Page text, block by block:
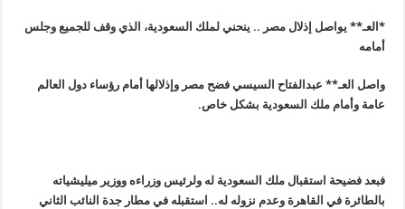
* العـ** يواصل إذلال مصر .. ينحني لملك السعودية، الذي وقف للجميع وجلس
أمامه
واصل العـ** عبدالفتاح السيسي فضح مصر وإذلالها أمام رؤساء دول العالم
عامة وأمام ملك السعودية بشكل خاص.
فبعد فضيحة استقبال ملك السعودية له ولرئيس وزراءه ووزير ميليشياته
بالطائرة في القاهرة وعدم نزوله له.. استقبله في مطار جدة النائب الثاني